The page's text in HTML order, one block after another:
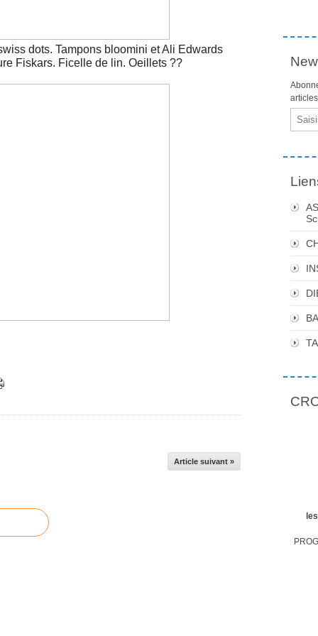
dots. Tampons bloomini et Ali Edwards
Fiskars. Ficelle de lin. Oeillets ??
Article suivant »
Email